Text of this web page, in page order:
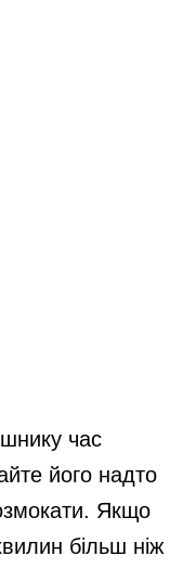
час
його надто
Якщо
більш ніж